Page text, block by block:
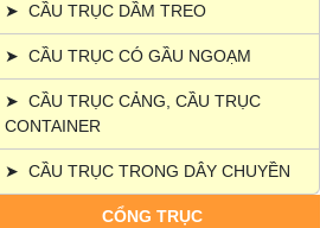
➤ CẦU TRỤC DẦM TREO
➤ CẦU TRỤC CÓ GẦU NGOẠM
➤ CẦU TRỤC CẢNG, CẦU TRỤC
CONTAINER
➤ CẦU TRỤC TRONG DÂY CHUYỀN
CỔNG TRỤC